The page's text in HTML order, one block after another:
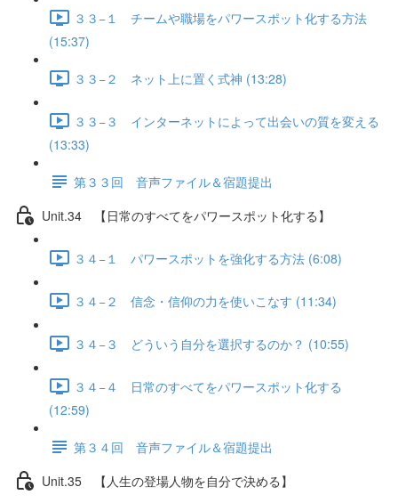
３３−１ チームや職場をパワースポット化する方法
(15:37)
３３−２ ネット上に置く式神 (13:28)
３３−３ インターネットによって出会いの質を変える
(13:33)
第３３回 音声ファイル＆宿題提出
Unit.34 【日常のすべてをパワースポット化する】
３４−１ パワースポットを強化する方法 (6:08)
３４−２ 信念・信仰の力を使いこなす (11:34)
３４−３ どういう自分を選択するのか？ (10:55)
３４−４ 日常のすべてをパワースポット化する
(12:59)
第３４回 音声ファイル＆宿題提出
Unit.35 【人生の登場人物を自分で決める】